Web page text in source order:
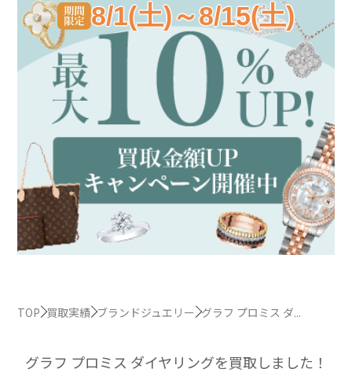
8/1(土)～8/15(土)
TOP 買取実績 ブランドジュエリー グラフ プロミス ダ...
グラフ プロミス ダイヤリングを買取しました！